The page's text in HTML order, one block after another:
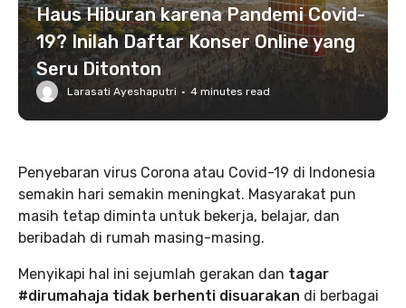
Haus Hiburan karena Pandemi Covid-
19? Inilah Daftar Konser Online yang
Seru Ditonton
Larasati Ayeshaputri · 4 minutes read
Penyebaran virus Corona atau Covid-19 di Indonesia
semakin hari semakin meningkat. Masyarakat pun
masih tetap diminta untuk bekerja, belajar, dan
beribadah di rumah masing-masing.
Menyikapi hal ini sejumlah gerakan dan tagar
#dirumahaja tidak berhenti disuarakan di berbagai